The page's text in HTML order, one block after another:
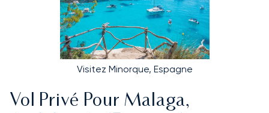
Visitez Minorque, Espagne
Vol Privé Pour Malaga,